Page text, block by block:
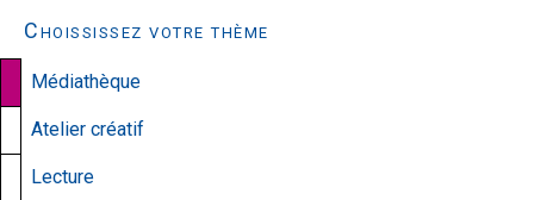
Choississez votre thème
Médiathèque
Atelier créatif
Lecture